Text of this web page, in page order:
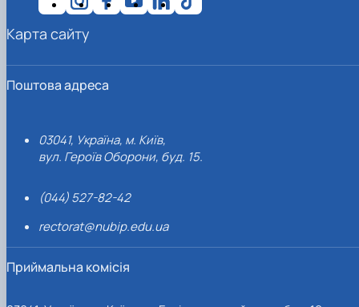
Поштова адреса
03041, Україна, м. Київ,
вул. Героїв Оборони, буд. 15.
(044) 527-82-42
rectorat@nubip.edu.ua
Приймальна комісія
Карта сайту